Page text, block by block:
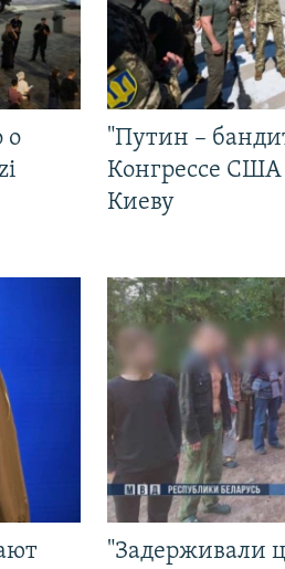
о
"Путин –
Конгрессе
Киеву
"Задерживали